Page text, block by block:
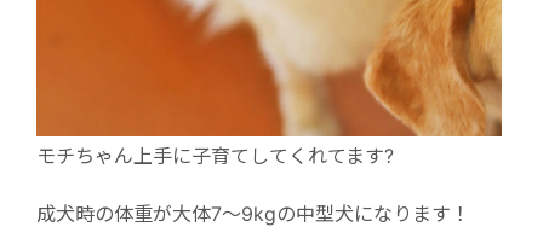
モチちゃん上手に子育てしてくれてます?
成犬時の体重が大体7～9kgの中型犬になります！